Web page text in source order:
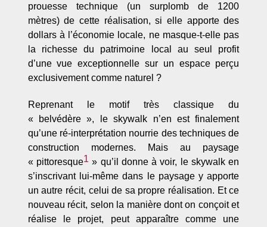
prouesse technique (un surplomb de 1200
mètres) de cette réalisation, si elle apporte des
dollars à l’économie locale, ne masque-t-elle pas
la richesse du patrimoine local au seul profit
d’une vue exceptionnelle sur un espace perçu
exclusivement comme naturel ?
Reprenant le motif très classique du
« belvédère », le skywalk n’en est finalement
qu’une ré-interprétation nourrie des techniques de
construction modernes. Mais au paysage
« pittoresque1» qu’il donne à voir, le skywalk en
s’inscrivant lui-même dans le paysage y apporte
un autre récit, celui de sa propre réalisation. Et ce
nouveau récit, selon la manière dont on conçoit et
réalise le projet, peut apparaître comme une